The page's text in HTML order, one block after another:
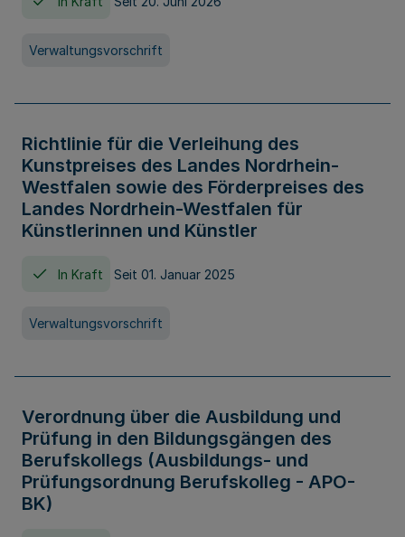
Verwaltungsvorschrift
Richtlinie für die Verleihung des
Kunstpreises des Landes Nordrhein-
Westfalen sowie des Förderpreises des
Landes Nordrhein-Westfalen für
Künstlerinnen und Künstler
In Kraft Seit 01. Januar 2025
Verwaltungsvorschrift
Verordnung über die Ausbildung und
Prüfung in den Bildungsgängen des
Berufskollegs (Ausbildungs- und
Prüfungsordnung Berufskolleg - APO-
BK)